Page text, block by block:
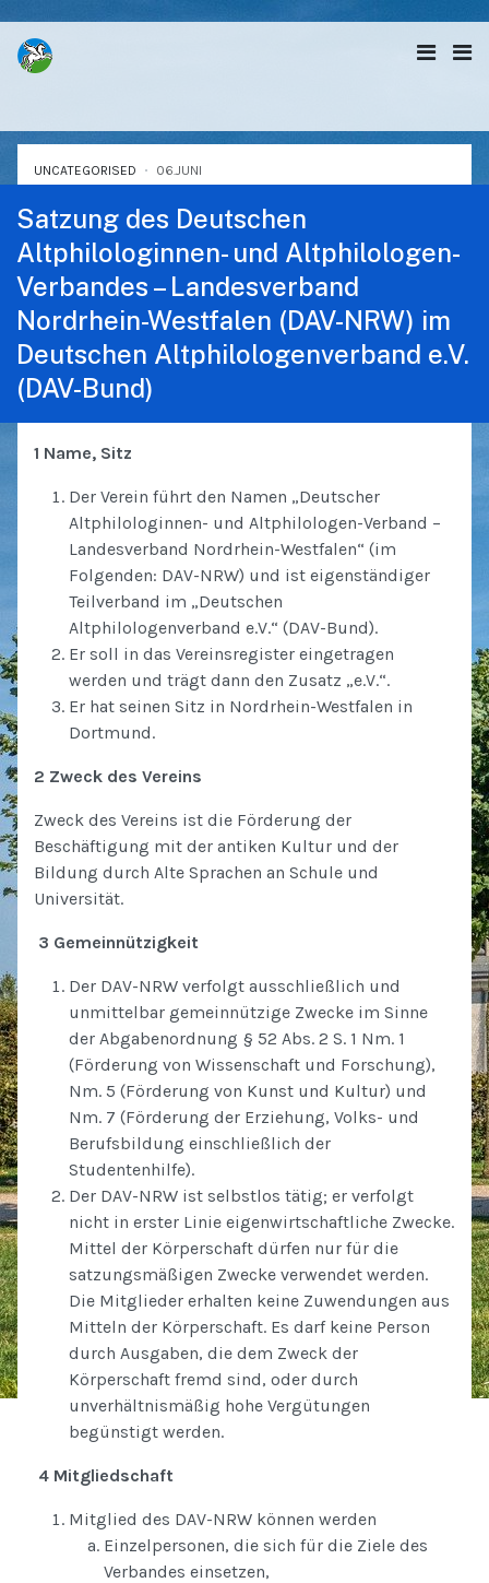
UNCATEGORISED 06.JUNI
Satzung des Deutschen
Altphilologinnen- und Altphilologen-
Verbandes – Landesverband
Nordrhein-Westfalen (DAV-NRW) im
Deutschen Altphilologenverband e.V.
(DAV-Bund)
1 Name, Sitz
Der Verein führt den Namen „Deutscher
Altphilologinnen- und Altphilologen-Verband –
Landesverband Nordrhein-Westfalen“ (im
Folgenden: DAV-NRW) und ist eigenständiger
Teilverband im „Deutschen
Altphilologenverband e.V.“ (DAV-Bund).
Er soll in das Vereinsregister eingetragen
werden und trägt dann den Zusatz „e.V.“.
Er hat seinen Sitz in Nordrhein-Westfalen in
Dortmund.
2 Zweck des Vereins
Zweck des Vereins ist die Förderung der
Beschäftigung mit der antiken Kultur und der
Bildung durch Alte Sprachen an Schule und
Universität.
3 Gemeinnützigkeit
Der DAV-NRW verfolgt ausschließlich und
unmittelbar gemeinnützige Zwecke im Sinne
der Abgabenordnung § 52 Abs. 2 S. 1 Nm. 1
(Förderung von Wissenschaft und Forschung),
Nm. 5 (Förderung von Kunst und Kultur) und
Nm. 7 (Förderung der Erziehung, Volks- und
Berufsbildung einschließlich der
Studentenhilfe).
Der DAV-NRW ist selbstlos tätig; er verfolgt
nicht in erster Linie eigenwirtschaftliche Zwecke.
Mittel der Körperschaft dürfen nur für die
satzungsmäßigen Zwecke verwendet werden.
Die Mitglieder erhalten keine Zuwendungen aus
Mitteln der Körperschaft. Es darf keine Person
durch Ausgaben, die dem Zweck der
Körperschaft fremd sind, oder durch
unverhältnismäßig hohe Vergütungen
begünstigt werden.
4 Mitgliedschaft
Mitglied des DAV-NRW können werden
Einzelpersonen, die sich für die Ziele des
Verbandes einsetzen,